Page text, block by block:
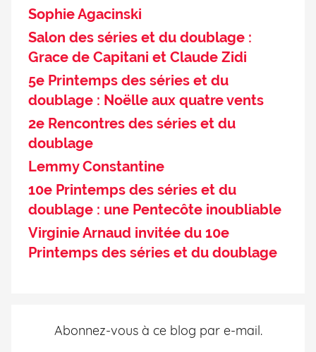
Sophie Agacinski
Salon des séries et du doublage :
Grace de Capitani et Claude Zidi
5e Printemps des séries et du
doublage : Noëlle aux quatre vents
2e Rencontres des séries et du
doublage
Lemmy Constantine
10e Printemps des séries et du
doublage : une Pentecôte inoubliable
Virginie Arnaud invitée du 10e
Printemps des séries et du doublage
Abonnez-vous à ce blog par e-mail.